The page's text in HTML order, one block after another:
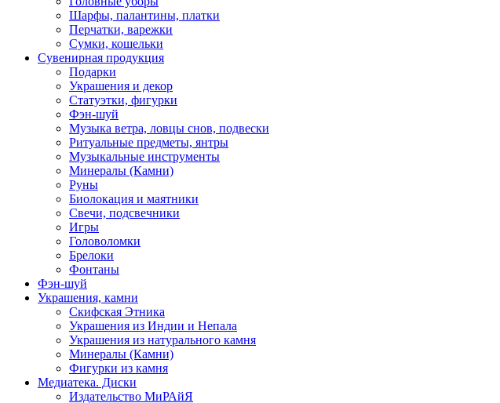
Шарфы, палантины, платки
Перчатки, варежки
Сумки, кошельки
Сувенирная продукция
Подарки
Украшения и декор
Статуэтки, фигурки
Фэн-шуй
Музыка ветра, ловцы снов, подвески
Ритуальные предметы, янтры
Музыкальные инструменты
Минералы (Камни)
Руны
Биолокация и маятники
Свечи, подсвечники
Игры
Головоломки
Брелоки
Фонтаны
Фэн-шуй
Украшения, камни
Скифская Этника
Украшения из Индии и Непала
Украшения из натурального камня
Минералы (Камни)
Фигурки из камня
Медиатека. Диски
Издательство МиРАйЯ